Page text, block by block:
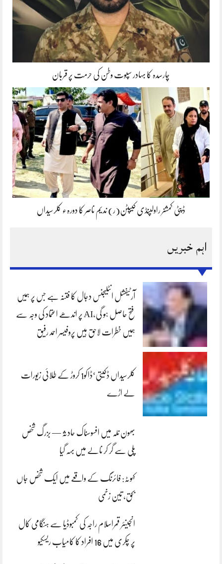
چارسدہ کا بہادر سپوت وطن کی حرمت پر قربان
ڈپٹی کمشنر راولپنڈی کیپٹن(ر) ندیم ناصر کا دورہء کلرسیداں
اہم خبریں
آرٹیفشل انٹلیجنس دجال کا فتنہ ہے جس پر ہمیں
فتح حاصل ہو گی،AI پر اندھے اعتماد کی وجہ سے
ہمیں خطرات لاحق ہیں پروفیسر احمد رفیق
کلرسیداں ڈکیتی‘ڈاکو1 کروڑ کے طلائی زیورات
لے اڑے
بھون نلہ میں افسوسناک حادثہ — بزرگ شخص
پلی سے گر کر نالے میں بہہ گیا
کہوٹہ: فائرنگ کے واقعے میں ایک شخص جاں
بحق، تین زخمی
انجینئر قمراسلام راجہ کی کمبوڈیا سے ہنگامی کال
پر چکری میں 16 افراد کا کامیاب ریسکیو